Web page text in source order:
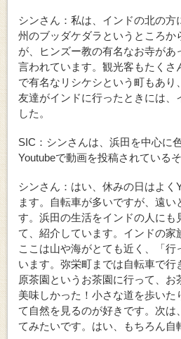
シンさん：私は、インドの北の方
州のブッダケダラというところか
が、ヒンズー教の有名なお寺があ
言われています。観光客もたくさ
で有名なリシケシという町もあり
友達がインドに行ったときには、
した。
SIC：シンさんは、浜田を中心に
Youtubeで動画を投稿されているそ
シンさん：はい、休みの日はよく
ます。自転車が多いですが、遠い
す。浜田の生活をインドの人にも
て、紹介しています。インドの家
ここは山や海がとても近く、「行
います。弥栄町までは自転車で行
原茶園というお茶園に行って、お
美味しかった！小さな道を歩いた
て自然を見るのが好きです。次は
てみたいです。はい、もちろん自